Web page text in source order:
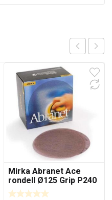
Mirka Abranet Ace
rondell Ø125 Grip P240
(50 stk.)